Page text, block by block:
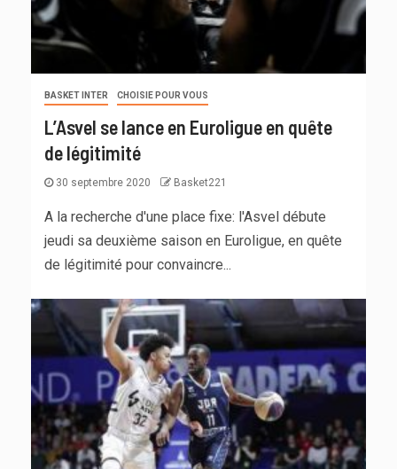
BASKET INTER CHOISIE POUR VOUS
L’Asvel se lance en Euroligue en quête
de légitimité
30 septembre 2020 Basket221
A la recherche d'une place fixe: l'Asvel débute
jeudi sa deuxième saison en Euroligue, en quête
de légitimité pour convaincre...